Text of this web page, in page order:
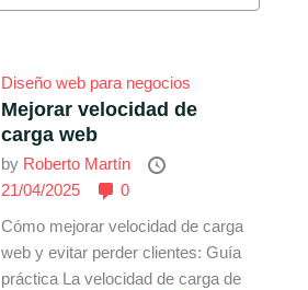
Diseño web para negocios
Mejorar velocidad de
carga web
by Roberto Martín
21/04/2025
0
Cómo mejorar velocidad de carga
web y evitar perder clientes: Guía
práctica La velocidad de carga de